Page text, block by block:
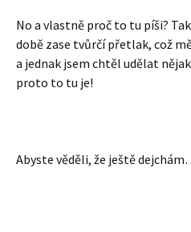
No a vlastně proč to tu píši?
době zase tvůrčí přetlak, což
a jednak jsem chtěl udělat
proto to tu je!
Abyste věděli, že ještě